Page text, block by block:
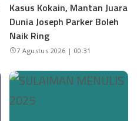
Kasus Kokain, Mantan Juara
Dunia Joseph Parker Boleh
Naik Ring
7 Agustus 2026 | 00:31